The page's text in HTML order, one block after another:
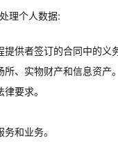
理个人数据:
供者签订的合同中的义
、实物财产和信息资产。
要求。
和业务。